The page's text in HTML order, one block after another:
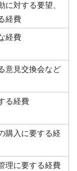
対する要望、
経費
経費
意見交換会など
る経費
購入に要する経
理に要する経費